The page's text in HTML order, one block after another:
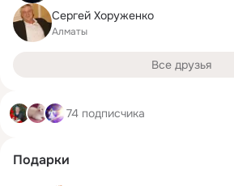
Сергей Хоруженко
Алматы
Все друзья
74 подписчика
Подарки